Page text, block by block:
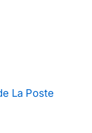
La Poste